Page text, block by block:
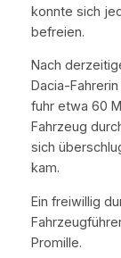
konnte sich
befreien.
Nach
Dacia-
fuhr etwa 60
Fahrzeug
sich
kam.
Ein freiwillig
Promille.